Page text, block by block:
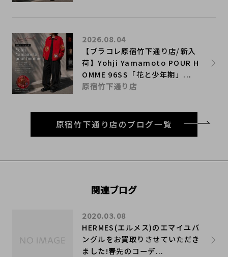
【ブラコレ原宿竹下通り店/新入
荷】Yohji Yamamoto POUR H
OMME 96SS「花と少年期」...
2026.08.04
原宿竹下通り店
原宿竹下通り店のブログ一覧
関連ブログ
HERMES(エルメス)のエマイユバ
ングルをお買取りさせていただき
ました!春先のコーデ...
2020.03.08